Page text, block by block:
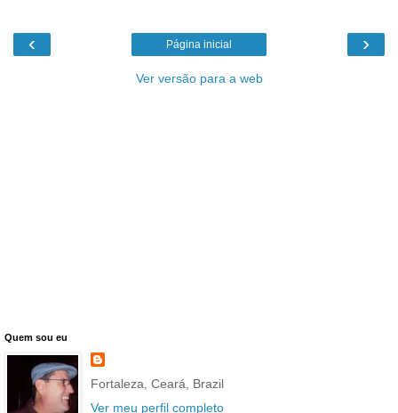
‹ ›
Página inicial
Ver versão para a web
Quem sou eu
Fortaleza, Ceará, Brazil
Ver meu perfil completo